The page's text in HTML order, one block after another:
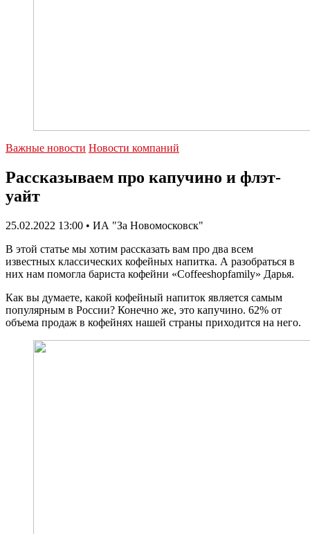
Важные новости Новости компаний
Рассказываем про капучино и флэт-
уайт
25.02.2022 13:00 • ИА "За Новомосковск"
В этой статье мы хотим рассказать вам про два всем
известных классических кофейных напитка. А разобраться в
них нам помогла бариста кофейни «Coffeeshopfamily» Дарья.
Как вы думаете, какой кофейный напиток является самым
популярным в России? Конечно же, это капучино. 62% от
объема продаж в кофейнях нашей страны приходится на него.